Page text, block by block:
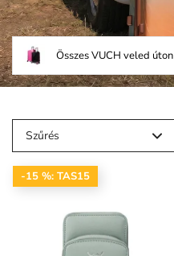
Összes VUCH veled úton
Szűrés
-15 %: TAS15